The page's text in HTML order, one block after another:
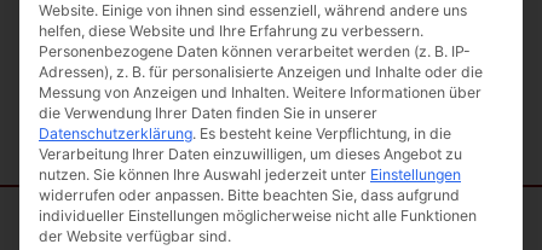
Website. Einige von ihnen sind essenziell, während andere uns
helfen, diese Website und Ihre Erfahrung zu verbessern.
Personenbezogene Daten können verarbeitet werden (z. B. IP-
Adressen), z. B. für personalisierte Anzeigen und Inhalte oder die
Messung von Anzeigen und Inhalten. Weitere Informationen über
die Verwendung Ihrer Daten finden Sie in unserer
Datenschutzerklärung. Es besteht keine Verpflichtung, in die
Verarbeitung Ihrer Daten einzuwilligen, um dieses Angebot zu
nutzen. Sie können Ihre Auswahl jederzeit unter Einstellungen
widerrufen oder anpassen. Bitte beachten Sie, dass aufgrund
individueller Einstellungen möglicherweise nicht alle Funktionen
der Website verfügbar sind.